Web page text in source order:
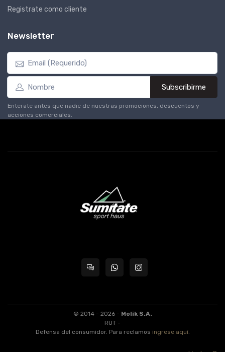
Registrate como cliente
Newsletter
Subscribirme
Enterate antes que nadie de nuestras promociones, descuentos y
acciones comerciales.
© 2014 - 2026 - Molik S.A.
RUT -
Defensa del consumidor. Para reclamos ingrese aquí.